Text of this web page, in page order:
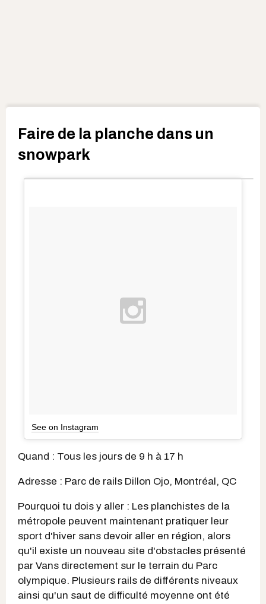
Faire de la planche dans un
snowpark
See on Instagram
Quand : Tous les jours de 9 h à 17 h
Adresse : Parc de rails Dillon Ojo, Montréal, QC
Pourquoi tu dois y aller : Les planchistes de la
métropole peuvent maintenant pratiquer leur
sport d'hiver sans devoir aller en région, alors
qu'il existe un nouveau site d'obstacles présenté
par Vans directement sur le terrain du Parc
olympique. Plusieurs rails de différents niveaux
ainsi qu'un saut de difficulté moyenne ont été